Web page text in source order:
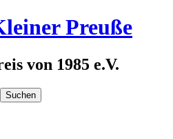
Preuße
von 1985 e.V.